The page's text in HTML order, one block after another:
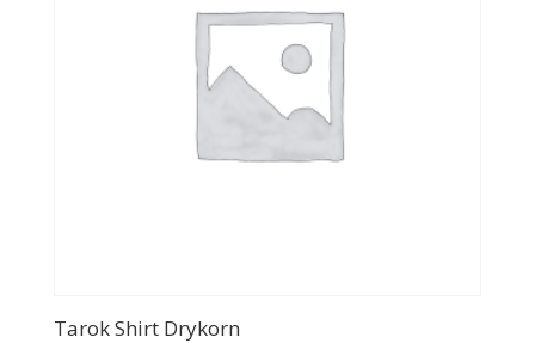
Tarok Shirt Drykorn